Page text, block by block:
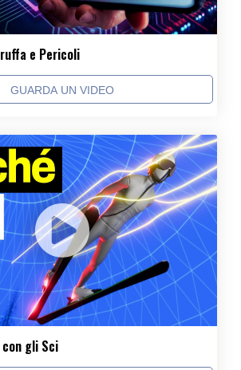
e Pericoli
GUARDA UN VIDEO
gli Sci